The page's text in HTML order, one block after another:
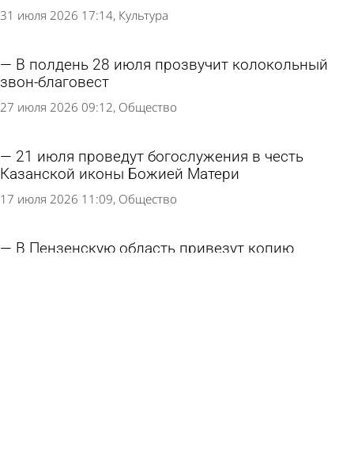
31 июля 2026 17:14 Культура
В полдень 28 июля прозвучит колокольный
звон-благовест
27 июля 2026 09:12 Общество
21 июля проведут богослужения в честь
Казанской иконы Божией Матери
17 июля 2026 11:09 Общество
В Пензенскую область привезут копию